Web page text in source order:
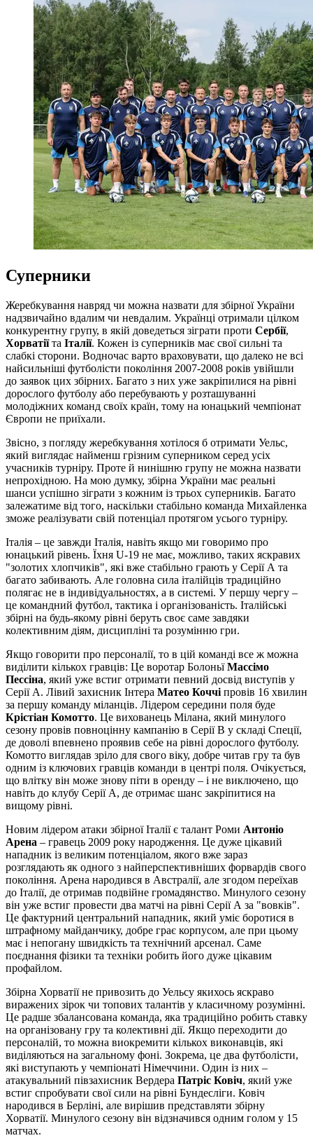
Суперники
Жеребкування навряд чи можна назвати для збірної України
надзвичайно вдалим чи невдалим. Українці отримали цілком
конкурентну групу, в якій доведеться зіграти проти Сербії,
Хорватіїта Італії. Кожен із суперників має свої сильні та
слабкі сторони. Водночас варто враховувати, що далеко не всі
найсильніші футболісти покоління 2007-2008 років увійшли
до заявок цих збірних. Багато з них уже закріпилися на рівні
дорослого футболу або перебувають у розташуванні
молодіжних команд своїх країн, тому на юнацький чемпіонат
Європи не приїхали.
Звісно, з погляду жеребкування хотілося б отримати Уельс,
який виглядає найменш грізним суперником серед усіх
учасників турніру. Проте й нинішню групу не можна назвати
непрохідною. На мою думку, збірна України має реальні
шанси успішно зіграти з кожним із трьох суперників. Багато
залежатиме від того, наскільки стабільно команда Михайленка
зможе реалізувати свій потенціал протягом усього турніру.
Італія – це завжди Італія, навіть якщо ми говоримо про
юнацький рівень. Їхня U-19 не має, можливо, таких яскравих
"золотих хлопчиків", які вже стабільно грають у Серії А та
багато забивають. Але головна сила італійців традиційно
полягає не в індивідуальностях, а в системі. У першу чергу –
це командний футбол, тактика і організованість. Італійські
збірні на будь-якому рівні беруть своє саме завдяки
колективним діям, дисципліні та розумінню гри.
Якщо говорити про персоналії, то в цій команді все ж можна
виділити кількох гравців: Це воротар БолоньїМассімо
Пессіна, який уже встиг отримати певний досвід виступів у
Серії А. Лівий захисник Інтера Матео Коччі провів 16 хвилин
за першу команду міланців. Лідером середини поля буде
Крістіан Комотто. Це вихованець Мілана, який минулого
сезону провів повноцінну кампанію в Серії B у складі Спеції,
де доволі впевнено проявив себе на рівні дорослого футболу.
Комотто виглядав зріло для свого віку, добре читав гру та був
одним із ключових гравців команди в центрі поля. Очікується,
що влітку він може знову піти в оренду – і не виключено, що
навіть до клубу Серії А, де отримає шанс закріпитися на
вищому рівні.
Новим лідером атаки збірної Італії є талант Роми Антоніо
Арена – гравець 2009 року народження. Це дуже цікавий
нападник із великим потенціалом, якого вже зараз
розглядають як одного з найперспективніших форвардів свого
покоління. Арена народився в Австралії, але згодом переїхав
до Італії, де отримав подвійне громадянство. Минулого сезону
він уже встиг провести два матчі на рівні Серії А за "вовків".
Це фактурний центральний нападник, який уміє боротися в
штрафному майданчику, добре грає корпусом, але при цьому
має і непогану швидкість та технічний арсенал. Саме
поєднання фізики та техніки робить його дуже цікавим
профайлом.
Збірна Хорватії не привозить до Уельсу якихось яскраво
виражених зірок чи топових талантів у класичному розумінні.
Це радше збалансована команда, яка традиційно робить ставку
на організовану гру та колективні дії. Якщо переходити до
персоналій, то можна виокремити кількох виконавців, які
виділяються на загальному фоні. Зокрема, це два футболісти,
які виступають у чемпіонаті Німеччини. Один із них –
атакувальний півзахисник Вердера Патріс Ковіч, який уже
встиг спробувати свої сили на рівні Бундесліги. Ковіч
народився в Берліні, але вирішив представляти збірну
Хорватії. Минулого сезону він відзначився одним голом у 15
матчах.